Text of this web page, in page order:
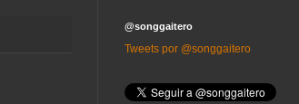
@songgaitero
Tweets por @songgaitero